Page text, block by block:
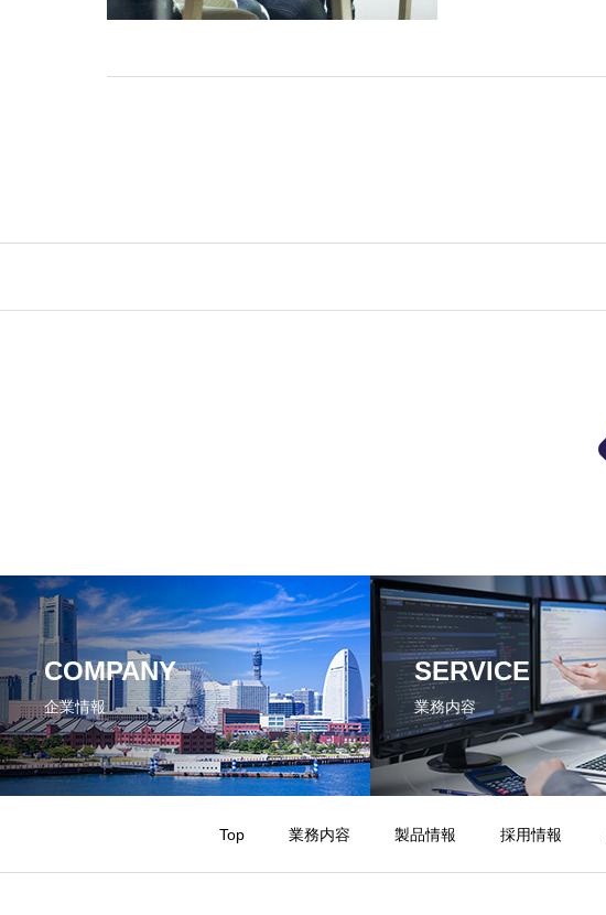
COMPANY
企業情報
SERVICE
業務内容
Top 業務内容 製品情報 採用情報